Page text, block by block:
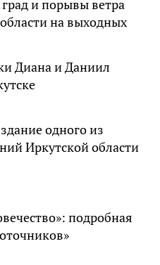
и порывы ветра
на выходных
Диана и Даниил
одного из
Иркутской области
подробная